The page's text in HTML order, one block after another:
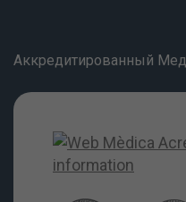
Аккредитированный